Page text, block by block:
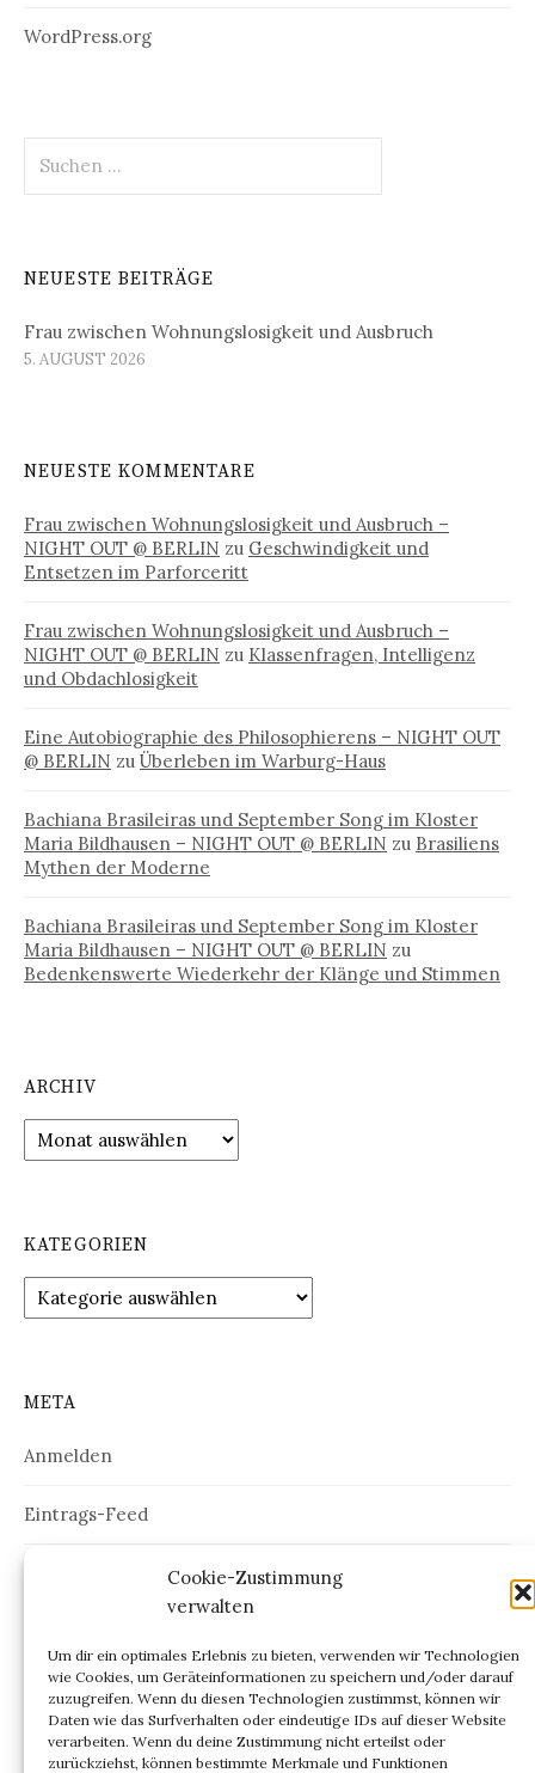
Cookie-Zustimmung
verwalten
Um dir ein optimales Erlebnis zu bieten, verwenden wir Technologien
wie Cookies, um Geräteinformationen zu speichern und/oder darauf
zuzugreifen. Wenn du diesen Technologien zustimmst, können wir
Daten wie das Surfverhalten oder eindeutige IDs auf dieser Website
verarbeiten. Wenn du deine Zustimmung nicht erteilst oder
zurückziehst, können bestimmte Merkmale und Funktionen
WordPress.org
nach:
NEUESTE BEITRÄGE
Frau zwischen Wohnungslosigkeit und Ausbruch
5. AUGUST 2026
NEUESTE KOMMENTARE
Frau zwischen Wohnungslosigkeit und Ausbruch –
NIGHT OUT @ BERLIN zu Geschwindigkeit und
Entsetzen im Parforceritt
Frau zwischen Wohnungslosigkeit und Ausbruch –
NIGHT OUT @ BERLIN zu Klassenfragen, Intelligenz
und Obdachlosigkeit
Eine Autobiographie des Philosophierens – NIGHT OUT
@ BERLIN zu Überleben im Warburg-Haus
Bachiana Brasileiras und September Song im Kloster
Maria Bildhausen – NIGHT OUT @ BERLIN zu Brasiliens
Mythen der Moderne
Bachiana Brasileiras und September Song im Kloster
Maria Bildhausen – NIGHT OUT @ BERLIN zu
Bedenkenswerte Wiederkehr der Klänge und Stimmen
ARCHIV
Archiv
KATEGORIEN
Kategorien
META
Anmelden
Eintrags-Feed
Kommentar-Feed
ARCHIV